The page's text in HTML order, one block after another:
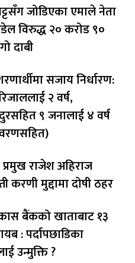
जोडिएका एमाले नेता
विरुद्ध २० करोड ९०
दाबी
सजाय निर्धारण:
२ वर्ष,
९ जनालाई ४ वर्ष
प्रमुख राजेश अहिराज
करणी मुद्दामा दोषी ठहर
बैंकको खाताबाट १३
: पर्दापछाडिका
उन्मुक्ति ?